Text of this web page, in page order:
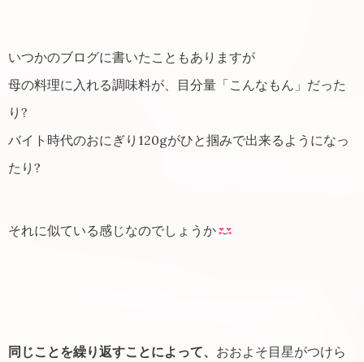
いつかのブログに書いたこともありますが
母の料理に入れる調味料が、目分量「こんなもん」だった
り?
バイト時代のおにぎり120gがひと掴みで出来るようになっ
たり?
それに似ている感じなのでしょうか
同じことを繰り返すことによって、 おおよそ目星がつけら